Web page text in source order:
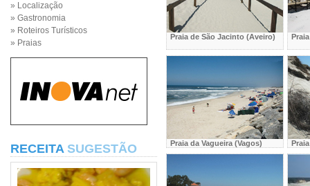
» Localização
» Gastronomia
» Roteiros Turísticos
» Praias
RECEITA SUGESTÃO
Praia de São Jacinto (Aveiro)
Praia da Vagueira (Vagos)